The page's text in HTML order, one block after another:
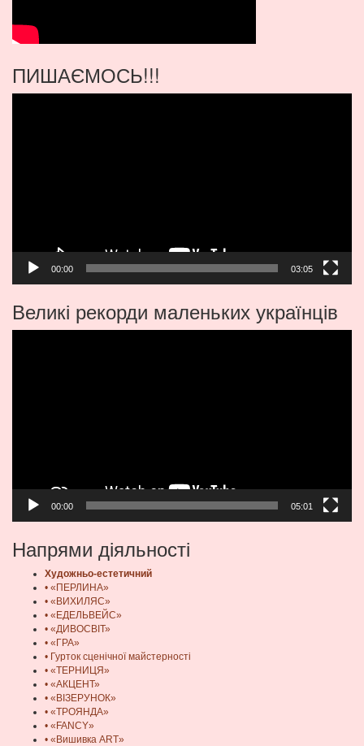
ПИШАЄМОСЬ!!!
00:00 03:05
Великі рекорди маленьких українців
00:00 05:01
Напрями діяльності
Художньо-естетичний
• «ПЕРЛИНА»
• «ВИХИЛЯС»
• «ЕДЕЛЬВЕЙС»
• «ДИВОСВІТ»
• «ГРА»
• Гурток сценічної майстерності
• «ТЕРНИЦЯ»
• «АКЦЕНТ»
• «ВІЗЕРУНОК»
• «ТРОЯНДА»
• «FANCY»
• «Вишивка ART»